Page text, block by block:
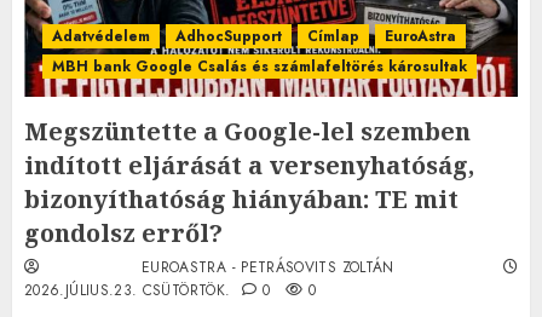
Adatvédelem AdhocSupport Címlap
EuroAstra
MBH bank Google Csalás és számlafeltörés károsultak
Megszüntette a Google-lel szemben
indított eljárását a versenyhatóság,
bizonyíthatóság hiányában: TE mit
gondolsz erről?
EUROASTRA - PETRÁSOVITS ZOLTÁN
2026.JÚLIUS.23. CSÜTÖRTÖK.
0 0